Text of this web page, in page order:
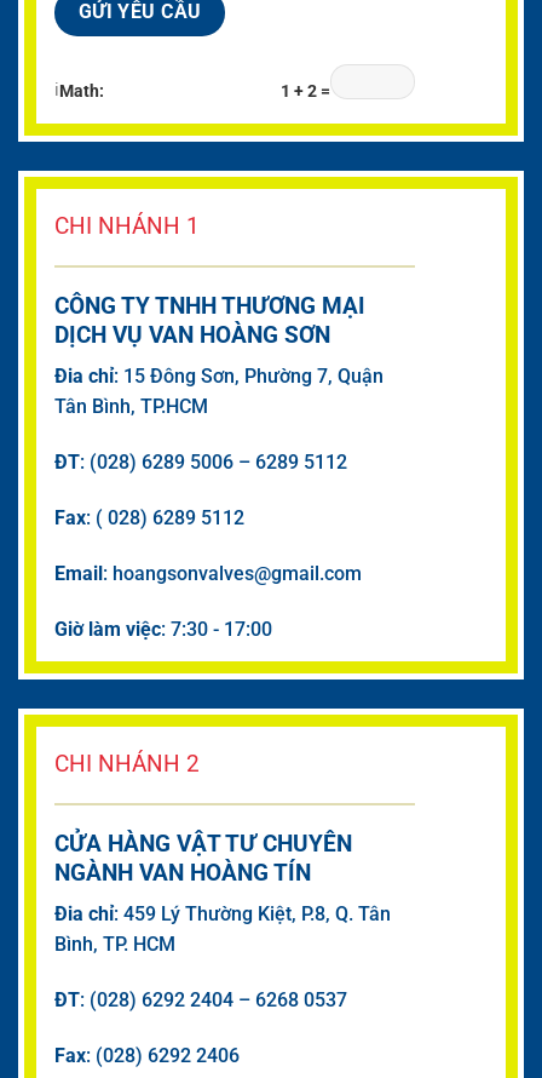
ℹMath: 1 + 2 =
CHI NHÁNH 1
CÔNG TY TNHH THƯƠNG MẠI
DỊCH VỤ VAN HOÀNG SƠN
Đia chỉ: 15 Đông Sơn, Phường 7, Quận
Tân Bình, TP.HCM
ĐT: (028) 6289 5006 – 6289 5112
Fax: ( 028) 6289 5112
Email: hoangsonvalves@gmail.com
Giờ làm việc: 7:30 - 17:00
CHI NHÁNH 2
CỬA HÀNG VẬT TƯ CHUYÊN
NGÀNH VAN HOÀNG TÍN
Đia chỉ: 459 Lý Thường Kiệt, P.8, Q. Tân
Bình, TP. HCM
ĐT: (028) 6292 2404 – 6268 0537
Fax: (028) 6292 2406